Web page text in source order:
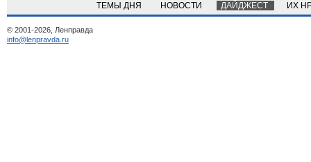
ТЕМЫ ДНЯ НОВОСТИ ДАЙДЖЕСТ ИХ
© 2001-2026, Ленправда
info@lenpravda.ru